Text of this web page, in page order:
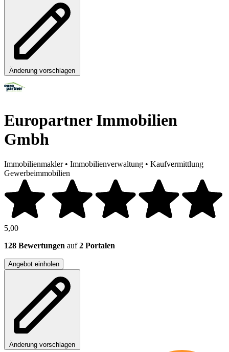
Änderung vorschlagen
Europartner Immobilien
Gmbh
Immobilienmakler • Immobilienverwaltung • Kaufvermittlung
Gewerbeimmobilien
5,00
128 Bewertungen auf2 Portalen
Angebot einholen
Änderung vorschlagen